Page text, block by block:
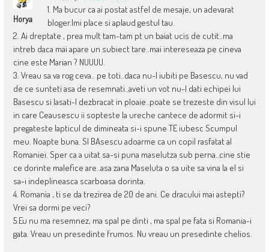
Horya
1. Ma bucur ca ai postat astfel de mesaje, un adevarat
bloger.Imi place si aplaud gestul tau.
2. Ai dreptate , prea mult tam-tam pt un baiat ucis de cutit..ma
intreb daca mai apare un subiect tare..mai intereseaza pe cineva
cine este Marian ? NUUUU.
3. Vreau sa va rog ceva.. pe toti..daca nu-l iubiti pe Basescu, nu vad
de ce sunteti asa de resemnati..aveti un vot nu-l dati echipei lui
Basescu si lasati-l dezbracat in ploaie..poate se trezeste din visul lui
in care Ceausescu ii sopteste la ureche cantece de adormit si-i
pregateste lapticul de dimineata si-i spune TE iubesc Scumpul
meu. Noapte buna. SI BAsescu adoarme ca un copil rasfatat al
Romaniei. Sper ca a uitat sa-si puna maselutza sub perna..cine stie
ce dorinte malefice are..asa zana Maseluta o sa uite sa vina la el si
sa-i indeplineasca scarboasa dorinta.
4. Romania , ti se da trezirea de 20 de ani. Ce dracului mai astepti?
Vrei sa dormi pe veci?
5.Eu nu ma resemnez, ma spal pe dinti , ma spal pe fata si Romania-i
gata. Vreau un presedinte frumos. Nu vreau un presedinte chelios.